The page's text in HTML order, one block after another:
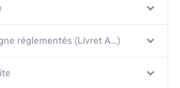
réglementés (Livret A…)